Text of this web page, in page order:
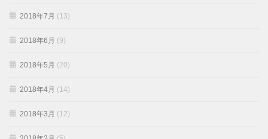
2018年7月 (13)
2018年6月 (9)
2018年5月 (20)
2018年4月 (14)
2018年3月 (12)